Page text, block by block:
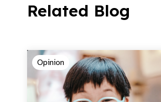
Related Blog
Opinion